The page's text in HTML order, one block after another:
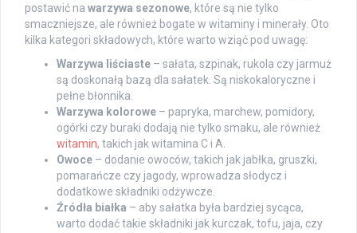
postawić na warzywa sezonowe, które są nie tylko
smaczniejsze, ale również bogate w witaminy i minerały. Oto
kilka kategori składowych, które warto wziąć pod uwagę:
Warzywa liściaste – sałata, szpinak, rukola czy jarmuż
są doskonałą bazą dla sałatek. Są niskokaloryczne i
pełne błonnika.
Warzywa kolorowe – papryka, marchew, pomidory,
ogórki czy buraki dodają nie tylko smaku, ale również
witamin, takich jak witamina C i A.
Owoce – dodanie owoców, takich jak jabłka, gruszki,
pomarańcze czy jagody, wprowadza słodycz i
dodatkowe składniki odżywcze.
Źródła białka – aby sałatka była bardziej sycąca,
warto dodać takie składniki jak kurczak, tofu, jaja, czy